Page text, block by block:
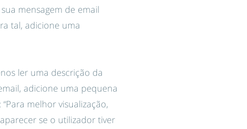
mensagem de email
tal, adicione uma
ler uma descrição da
adicione uma pequena
melhor visualização,
se o utilizador tiver